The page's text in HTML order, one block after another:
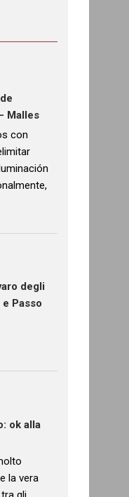
Malles
con
degli
Passo
ok alla
la vera